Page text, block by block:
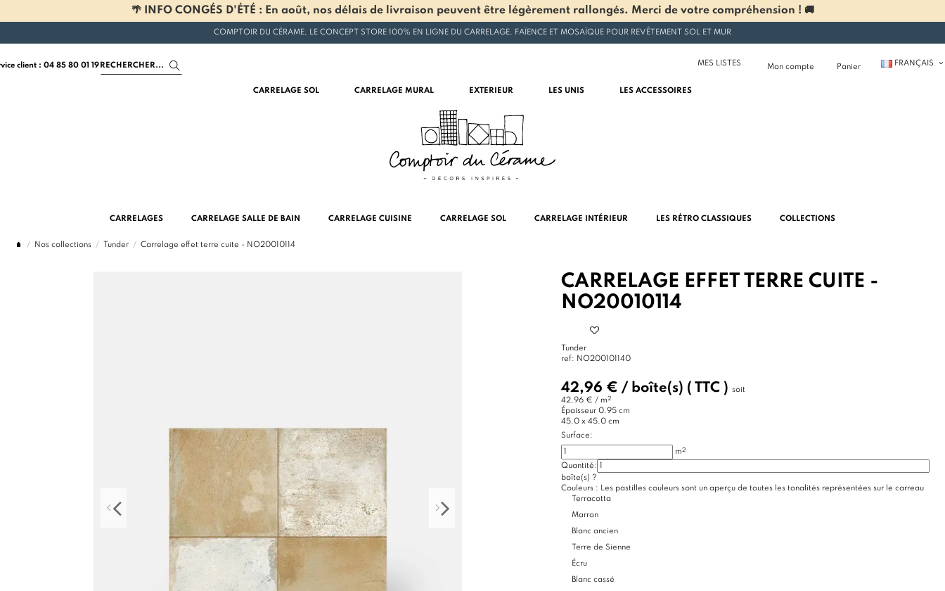
🌴 INFO CONGÉS D'ÉTÉ : En août, nos délais de livraison peuvent être légèrement rallongés. Merci de votre compréhension ! 🚚
COMPTOIR DU CÉRAME, LE CONCEPT STORE 100% EN LIGNE DU CARRELAGE, FAÏENCE ET MOSAÏQUE POUR REVÊTEMENT SOL ET MUR
client : 04 85 80 01 19 MES LISTES Mon compte Panier FRANÇAIS
CARRELAGE SOL CARRELAGE MURAL EXTERIEUR LES UNIS LES ACCESSOIRES
CARRELAGES CARRELAGE SALLE DE BAIN CARRELAGE CUISINE CARRELAGE SOL CARRELAGE INTÉRIEUR LES RÉTRO CLASSIQUES COLLECTIONS
Nos collections Tunder Carrelage effet terre cuite - NO20010114
CARRELAGE EFFET TERRE CUITE -
NO20010114
Tunder
ref: NO200101140
42,96 € / boîte(s) ( TTC ) soit
42,96 € / m2
Épaisseur 0.95 cm
45.0 x 45.0 cm
Surface:
m2
Quantité:
boîte(s) ?
Couleurs : Les pastilles couleurs sont un aperçu de toutes les tonalités représentées sur le carreau
Terracotta
Marron
Blanc ancien
Terre de Sienne
Écru
Blanc cassé